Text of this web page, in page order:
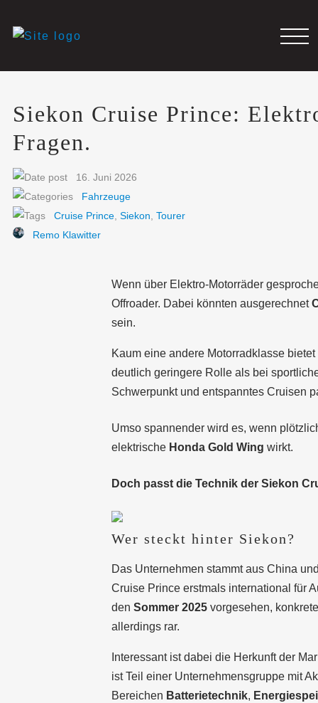
Siekon Cruise Prince:
Fragen.
16. Juni 2026
Fahrzeuge
Cruise Prince Siekon Tourer
Remo Klawitter
Wenn über Elektro-Motorräder
Offroader. Dabei könnten ausgerechnet
sein.
Kaum eine andere Motorradklasse
deutlich geringere Rolle als bei
Schwerpunkt und entspanntes Cruisen
Umso spannender wird es, wenn
elektrische Honda Gold Wing wirkt.
Doch passt die Technik der Siekon
Wer steckt hinter Siekon?
Das Unternehmen stammt aus China
Cruise Prince erstmals international für
den Sommer 2025 vorgesehen,
allerdings rar.
Interessant ist dabei die Herkunft der
ist Teil einer Unternehmensgruppe mit
Bereichen Batterietechnik,